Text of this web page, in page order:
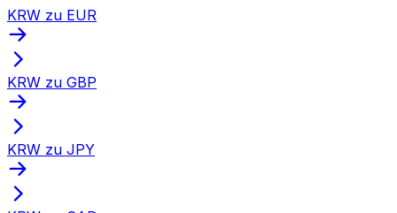
KRW zu EUR
KRW zu GBP
KRW zu JPY